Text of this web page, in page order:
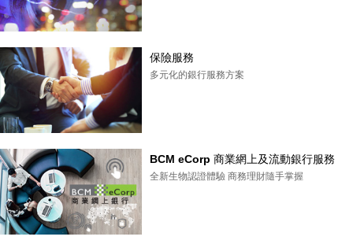
保險服務
多元化的銀行服務方案
BCM eCorp 商業網上及流動銀行服務
全新生物認證體驗 商務理財隨手掌握